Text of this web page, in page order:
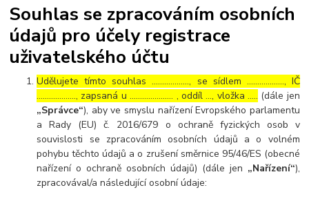
Souhlas se zpracováním osobních
údajů pro účely registrace
uživatelského účtu
Udělujete tímto souhlas ……………..., se sídlem ………………, IČ
………………., zapsaná u ………………… , oddíl …, vložka ….. (dále jen
„Správce“), aby ve smyslu nařízení Evropského parlamentu
a Rady (EU) č. 2016/679 o ochraně fyzických osob v
souvislosti se zpracováním osobních údajů a o volném
pohybu těchto údajů a o zrušení směrnice 95/46/ES (obecné
nařízení o ochraně osobních údajů) (dále jen „Nařízení“),
zpracovával/a následující osobní údaje: